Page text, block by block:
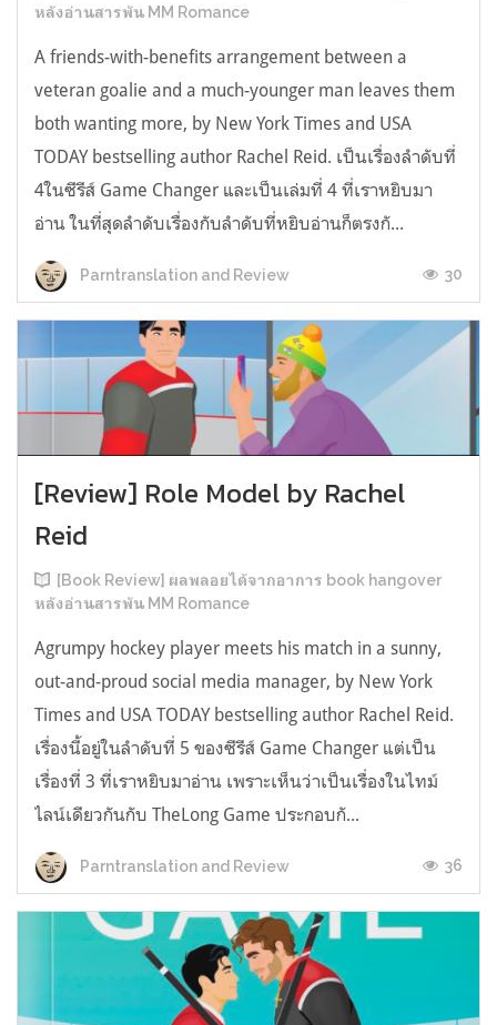
หลังอ่านสารพัน MM Romance
A friends-with-benefits arrangement between a
veteran goalie and a much-younger man leaves them
both wanting more, by New York Times and USA
TODAY bestselling author Rachel Reid. เป็นเรื่องลำดับที่
4ในซีรีส์ Game Changer และเป็นเล่มที่ 4 ที่เราหยิบมา
อ่าน ในที่สุดลำดับเรื่องกับลำดับที่หยิบอ่านก็ตรงกั...
Parntranslation and Review 30
[Review] Role Model by Rachel
Reid
[Book Review] ผลพลอยได้จากอาการ book hangover
หลังอ่านสารพัน MM Romance
Agrumpy hockey player meets his match in a sunny,
out-and-proud social media manager, by New York
Times and USA TODAY bestselling author Rachel Reid.
เรื่องนี้อยู่ในลำดับที่ 5 ของซีรีส์ Game Changer แต่เป็น
เรื่องที่ 3 ที่เราหยิบมาอ่าน เพราะเห็นว่าเป็นเรื่องในไทม์
ไลน์เดียวกันกับ TheLong Game ประกอบกั...
Parntranslation and Review 36